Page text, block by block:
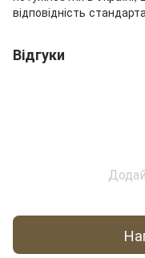
відповідність
Відгуки